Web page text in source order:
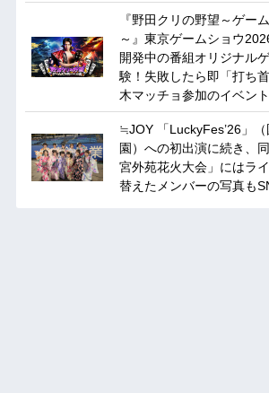
『野田クリの野望～ゲー
～』東京ゲームショウ
開発中の番組オリジナル
験！失敗したら即「打ち
木マッチョ参加のイベン
≒JOY 「LuckyFes’26」
園）への初出演に続き、
宮外苑花火大会」にはラ
替えたメンバーの写真も